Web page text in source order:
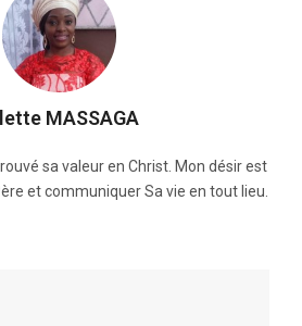
MASSAGA
sa valeur en Christ. Mon désir est
et communiquer Sa vie en tout lieu.